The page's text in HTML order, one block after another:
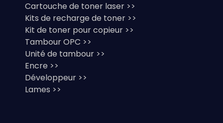
Cartouche de toner laser >>
Kits de recharge de toner >>
Kit de toner pour copieur >>
Tambour OPC >>
Unité de tambour >>
Encre >>
Développeur >>
Lames >>